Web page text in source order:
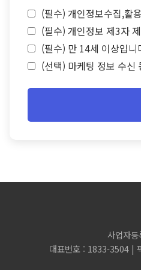
(필수) 개인정보수집,활
(필수) 개인정보 제3자
(필수) 만 14세 이상입니
(선택) 마케팅 정보 수신
사업자
대표번호 : 1833-3504 |